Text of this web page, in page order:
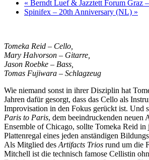
« Berndt Luef & Jazztett Forum Graz
Spinifex – 20th Anniversary (NL) »
Tomeka Reid – Cello,
Mary Halvorson – Gitarre,
Jason Roebke – Bass,
Tomas Fujiwara – Schlagzeug
Wie niemand sonst in ihrer Disziplin hat
Jahren dafür gesorgt, dass das Cello als
Improvisation in den Fokus gerückt ist. Und
Paris to Paris, dem beeindruckenden neuen
Ensemble of Chicago, sollte Tomeka Reid in
Plattenregal eines jeden anständigen
Als Mitglied des Artifacts Trios rund um die
Mitchell ist die technisch famose Cellistin